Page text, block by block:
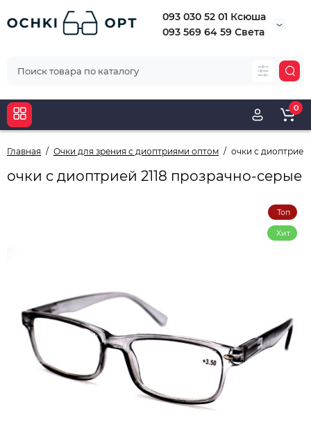
093 030 52 01 Ксюша
093 569 64 59 Света
0
Главная Очки для зрения с диоптриями оптом очки с диоптрией
очки с диоптрией 2118 прозрачно-серые
Топ
Хит